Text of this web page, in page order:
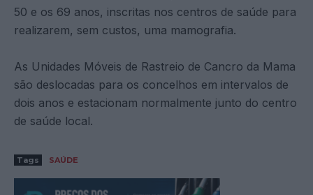
50 e os 69 anos, inscritas nos centros de saúde para
realizarem, sem custos, uma mamografia.
As Unidades Móveis de Rastreio de Cancro da Mama
são deslocadas para os concelhos em intervalos de
dois anos e estacionam normalmente junto do centro
de saúde local.
Tags SAÚDE